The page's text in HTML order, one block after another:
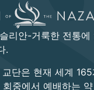
리안-거룩한 전통에
.
단은 현재 세계
중에서 예배하는